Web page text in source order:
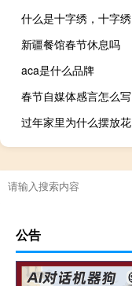
新疆餐馆春节休息吗
aca是什么品牌
春节自媒体感言怎么写
过年家里为什么摆放花
多大年纪耳朵聋的厉害
公告